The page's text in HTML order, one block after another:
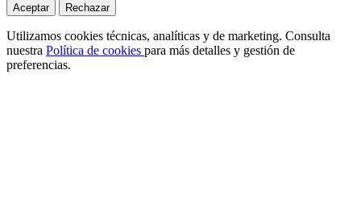
Aceptar
Rechazar
Utilizamos cookies técnicas, analíticas y de marketing. Consulta
nuestra Política de cookies para más detalles y gestión de
preferencias.